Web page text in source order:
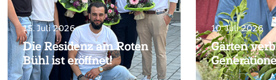
15. Juli 2026
Die Residenz am Roten
Bühl ist eröffnet!
10. Juli 2026
Gärten